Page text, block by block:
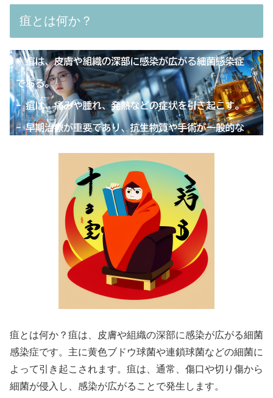
疽とは何か？
疽とは何か？疽は、皮膚や組織の深部に感染が広がる細菌
感染症です。主に黄色ブドウ球菌や連鎖球菌などの細菌に
よって引き起こされます。疽は、通常、傷口や切り傷から
細菌が侵入し、感染が広がることで発生します。